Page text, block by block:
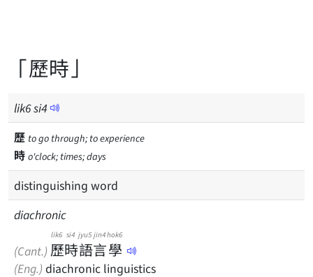
「歷時」
lik6si4
歷 to go through; to experience
時 o'clock; times; days
distinguishing word
diachronic
(Cant.) 歷
lik6
時
si4
語
jyu5
言
jin4
學
hok6
(Eng.) diachronic linguistics